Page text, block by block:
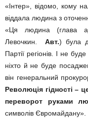
«Інтер», відомо, кому
віддала людина з
«Ця людина (глава
Левочкин. ­ Авт.) була
Партії регіонів. І не
ніхто й не буде
він генеральний
Революція гідності –
переворот руками
символів Євромайдану».